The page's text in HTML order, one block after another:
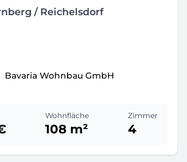
/ Reichelsdorf
Bavaria Wohnbau GmbH
Wohnfläche
108 m²
Zimmer
4